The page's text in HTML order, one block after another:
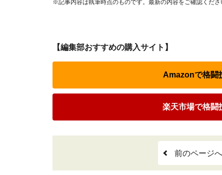
※記事内容は執筆時点のものです。最新の内容をご確認くださ
【編集部おすすめの購入サイト】
Amazonで格闘
楽天市場で格闘
前のページへ